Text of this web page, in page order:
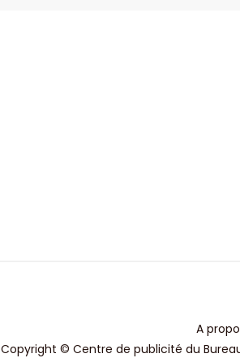
A
Copyright © Centre de publicité du